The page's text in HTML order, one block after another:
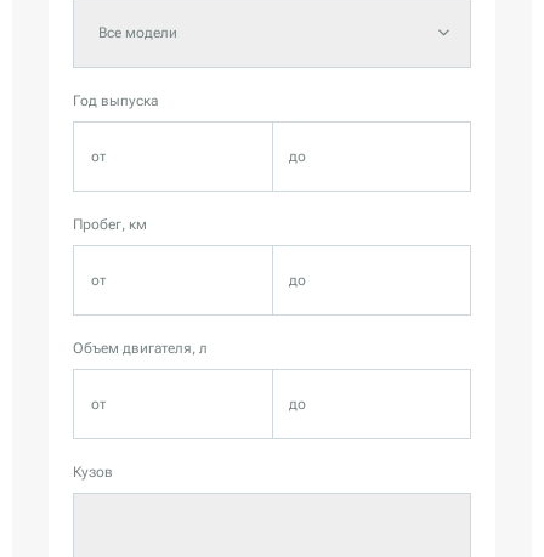
Все модели
Год выпуска
Пробег, км
Объем двигателя, л
Кузов